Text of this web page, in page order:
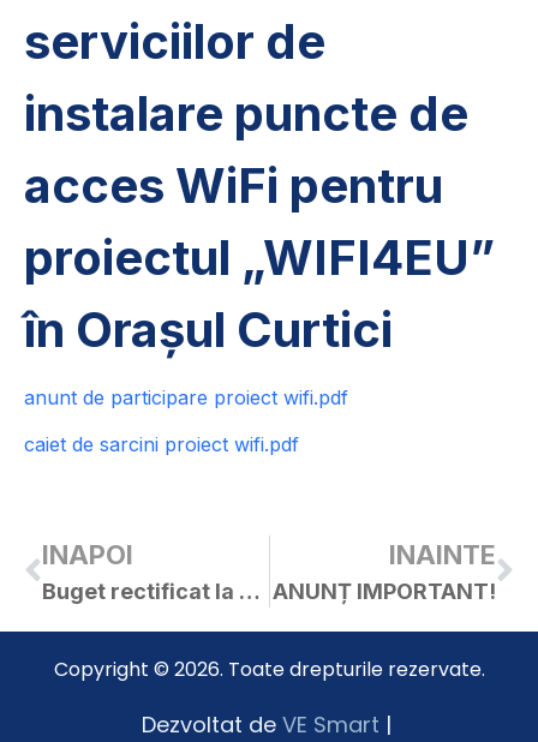
serviciilor de
instalare puncte de
acces WiFi pentru
proiectul „WIFI4EU”
în Orașul Curtici
anunt de participare proiect wifi.pdf
caiet de sarcini proiect wifi.pdf
INAPOI
Buget rectificat la 05.03.2020
INAINTE
ANUNȚ IMPORTANT!
Copyright © 2026. Toate drepturile rezervate.
Dezvoltat de VE Smart |